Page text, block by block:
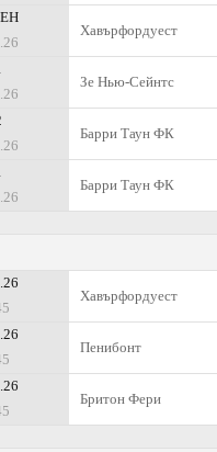
Хавърфордуест
Зе Нью-Сейнтс
Барри Таун ФК
Барри Таун ФК
Хавърфордуест
Пенибонт
Бритон Фери